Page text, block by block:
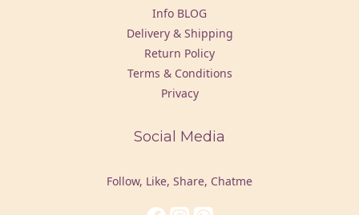
Info BLOG
Delivery & Shipping
Return Policy
Terms & Conditions
Privacy
Social Media
Follow, Like, Share, Chatme